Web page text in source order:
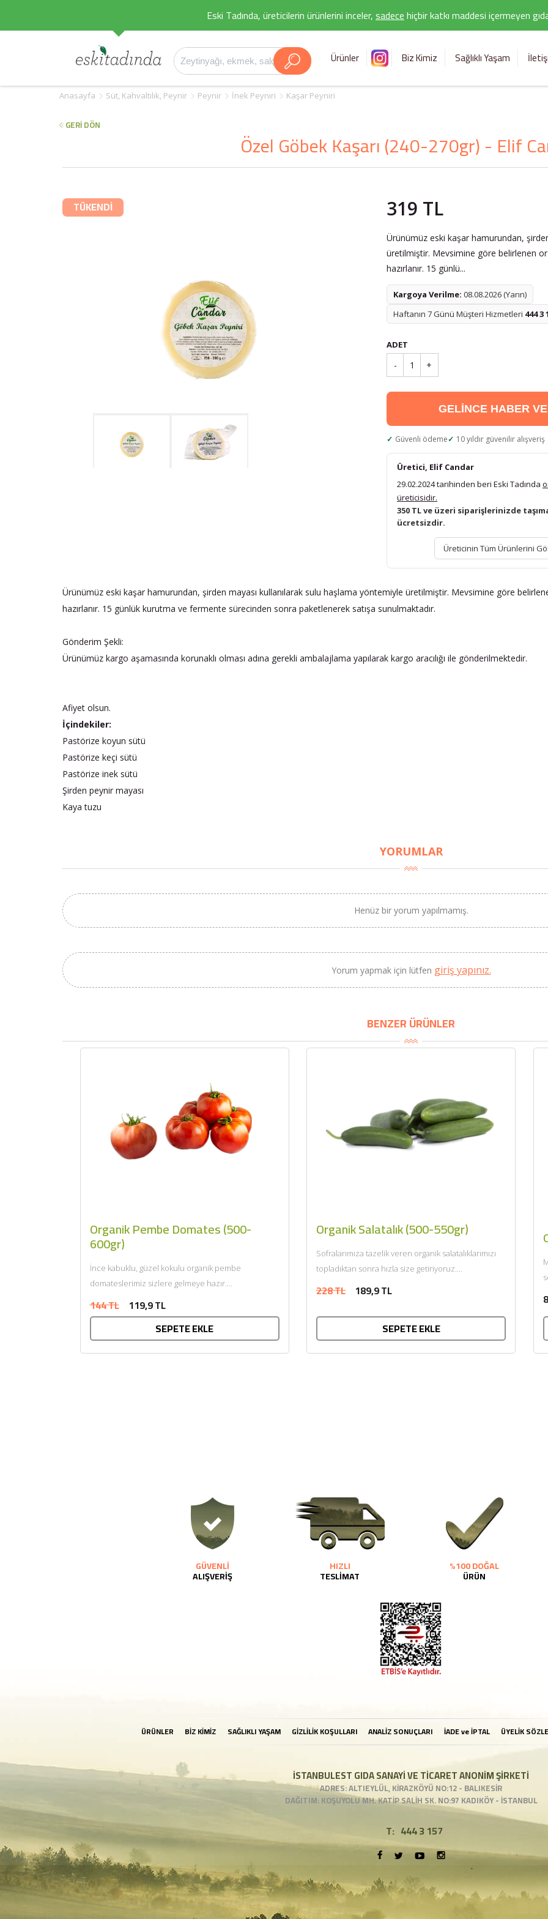
Eski Tadında, üreticilerin ürünlerini inceler,sadecehiçbir katkı maddesi içermeyen
Ürünler Biz Kimiz Sağlıklı Yaşam
Anasayfa Süt, Kahvaltılık, Peynir Peynir İnek Peyniri Kaşar Peyniri
GERİ DÖN
Özel Göbek Kaşarı (240-270gr) - Elif
TÜKENDİ 319 TL
Ürünümüz eski kaşar hamurundan,
üretilmiştir. Mevsimine göre belirlenen
hazırlanır. 15 günlü...
Kargoya Verilme: 08.08.2026 (Yarın)
Haftanın 7 Günü Müşteri Hizmetleri 444 3
ADET
- 1 +
GELİNCE HABER
Güvenli ödeme 10 yıldır güvenilir alışveriş
Üretici, Elif Candar
29.02.2024 tarihinden beri Eski Tadında
üreticisidir.
350 TL ve üzeri siparişlerinizde
ücretsizdir.
Üreticinin Tüm Ürünlerini
Ürünümüz eski kaşar hamurundan, şirden mayası kullanılarak sulu haşlama yöntemiyle üretilmiştir. Mevsimine göre
hazırlanır. 15 günlük kurutma ve fermente sürecinden sonra paketlenerek satışa sunulmaktadır.
Gönderim Şekli:
Ürünümüz kargo aşamasında korunaklı olması adına gerekli ambalajlama yapılarak kargo aracılığı ile gönderilmektedir.
Afiyet olsun.
İçindekiler:
Pastörize koyun sütü
Pastörize keçi sütü
Pastörize inek sütü
Şirden peynir mayası
Kaya tuzu
YORUMLAR
Henüz bir yorum yapılmamış.
Yorum yapmak için lütfen giriş yapınız.
BENZER ÜRÜNLER
Organik Pembe Domates (500-
600gr)
İnce kabuklu, güzel kokulu organik pembe
domateslerimiz sizlere gelmeye hazır....
144 TL 119,9 TL
SEPETE EKLE
Organik Salatalık (500-550gr)
Sofralarımıza tazelik veren organik salatalıklarımızı
topladıktan sonra hızla size getiriyoruz....
228 TL 189,9 TL
SEPETE EKLE
GÜVENLİ
ALIŞVERİŞ
HIZLI
TESLİMAT
%100 DOĞAL
ÜRÜN
ÜRÜNLER BİZ KİMİZ SAĞLIKLI YAŞAM GİZLİLİK KOŞULLARI ANALİZ SONUÇLARI İADE ve İPTAL ÜYELİK
İSTANBULEST GIDA SANAYİ VE TİCARET ANONİM ŞİRKETİ
ADRES: ALTIEYLÜL, KİRAZKÖYÜ NO:12 - BALIKESİR
DAĞITIM: KOŞUYOLU MH. KATİP SALİH SK. NO:97 KADIKÖY - İSTANBUL
T: 444 3 157
BU HAFTANIN PLANLI İNDİRİMİ
2690,00 TL
2071,30 TL
Kaan Olgun Hasat
Naturel Sızma Zeytinyağı
(5lt, Soğuk Sıkım) - Bilgem